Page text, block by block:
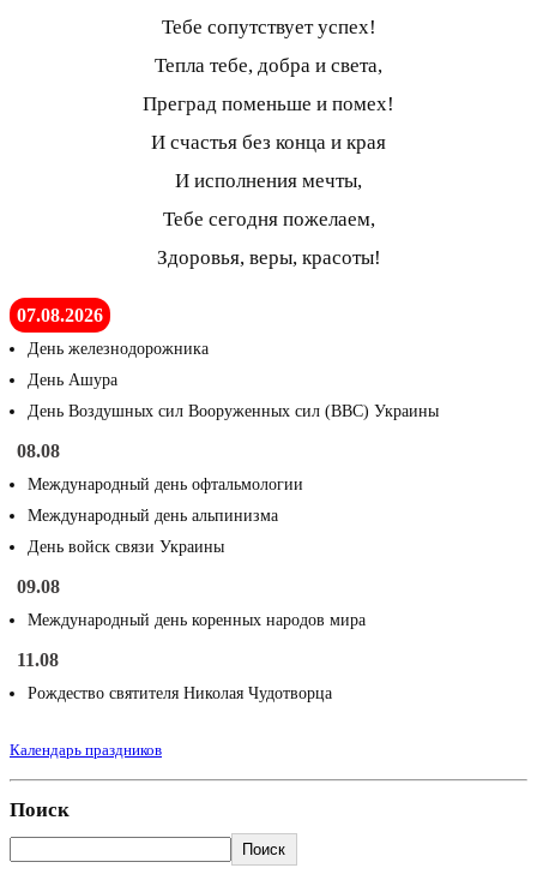
Тебе сопутствует успех!
Тепла тебе, добра и света,
Преград поменьше и помех!
И счастья без конца и края
И исполнения мечты,
Тебе сегодня пожелаем,
Здоровья, веры, красоты!
07.08.2026
День железнодорожника
День Ашура
День Воздушных сил Вооруженных сил (ВВС) Украины
08.08
Международный день офтальмологии
Международный день альпинизма
День войск связи Украины
09.08
Международный день коренных народов мира
11.08
Рождество святителя Николая Чудотворца
Календарь праздников
Поиск
Поиск